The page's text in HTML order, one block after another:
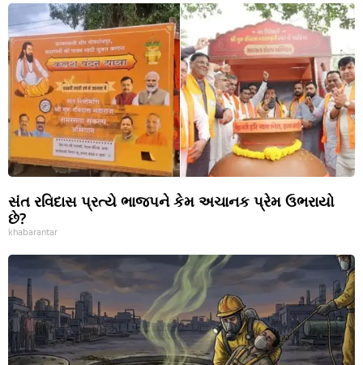
સંત રવિદાસ પ્રત્યે ભાજપને કેમ અચાનક પ્રેમ ઉભરાયો
છે?
khabarantar